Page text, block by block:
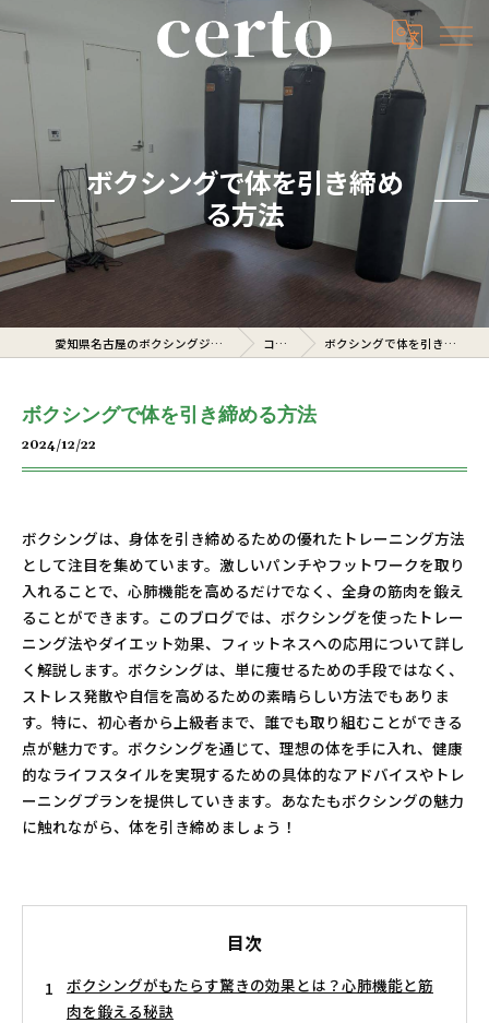
ボクシングで体を引き締め
る方法
愛知県名古屋のボクシングジムならcerto コラム ボクシングで体を引き締める方法
ボクシングで体を引き締める方法
2024/12/22
ボクシングは、身体を引き締めるための優れたトレーニング方法
として注目を集めています。激しいパンチやフットワークを取り
入れることで、心肺機能を高めるだけでなく、全身の筋肉を鍛え
ることができます。このブログでは、ボクシングを使ったトレー
ニング法やダイエット効果、フィットネスへの応用について詳し
く解説します。ボクシングは、単に痩せるための手段ではなく、
ストレス発散や自信を高めるための素晴らしい方法でもありま
す。特に、初心者から上級者まで、誰でも取り組むことができる
点が魅力です。ボクシングを通じて、理想の体を手に入れ、健康
的なライフスタイルを実現するための具体的なアドバイスやトレ
ーニングプランを提供していきます。あなたもボクシングの魅力
に触れながら、体を引き締めましょう！
目次
ボクシングがもたらす驚きの効果とは？心肺機能と筋
肉を鍛える秘訣